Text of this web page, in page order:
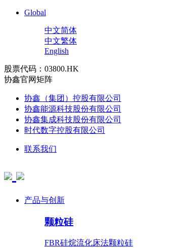
Global
中文简体
中文繁体
English
股票代码：03800.HK
协鑫官网矩阵
协鑫（集团）控股有限公司
协鑫能源科技股份有限公司
协鑫集成科技股份有限公司
时代数字控股有限公司
联系我们
产品与创新
颗粒硅
FBR硅烷流化床法颗粒硅